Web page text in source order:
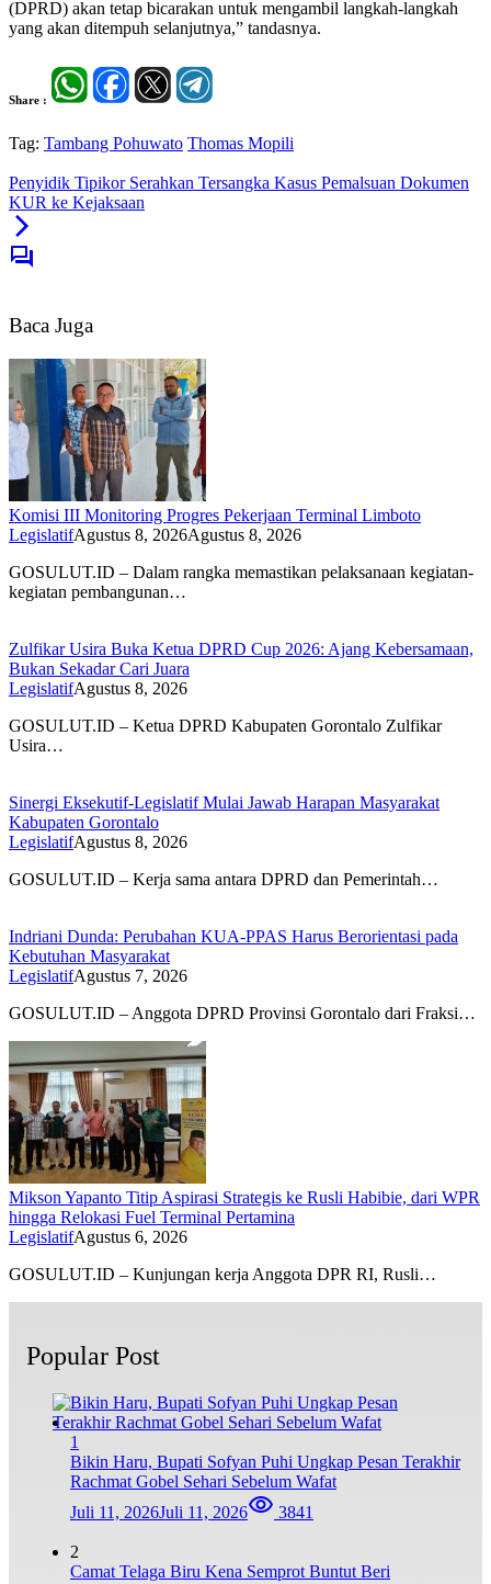
(DPRD) akan tetap bicarakan untuk mengambil langkah-langkah
yang akan ditempuh selanjutnya,” tandasnya.
Share :
Tag: Tambang Pohuwato Thomas Mopili
Penyidik Tipikor Serahkan Tersangka Kasus Pemalsuan Dokumen
KUR ke Kejaksaan
Baca Juga
Komisi III Monitoring Progres Pekerjaan Terminal Limboto
LegislatifAgustus 8, 2026Agustus 8, 2026
GOSULUT.ID – Dalam rangka memastikan pelaksanaan kegiatan-
kegiatan pembangunan…
Zulfikar Usira Buka Ketua DPRD Cup 2026: Ajang Kebersamaan,
Bukan Sekadar Cari Juara
LegislatifAgustus 8, 2026
GOSULUT.ID – Ketua DPRD Kabupaten Gorontalo Zulfikar
Usira…
Sinergi Eksekutif-Legislatif Mulai Jawab Harapan Masyarakat
Kabupaten Gorontalo
LegislatifAgustus 8, 2026
GOSULUT.ID – Kerja sama antara DPRD dan Pemerintah…
Indriani Dunda: Perubahan KUA-PPAS Harus Berorientasi pada
Kebutuhan Masyarakat
LegislatifAgustus 7, 2026
GOSULUT.ID – Anggota DPRD Provinsi Gorontalo dari Fraksi…
Mikson Yapanto Titip Aspirasi Strategis ke Rusli Habibie, dari WPR
hingga Relokasi Fuel Terminal Pertamina
LegislatifAgustus 6, 2026
GOSULUT.ID – Kunjungan kerja Anggota DPR RI, Rusli…
Popular Post
1
Bikin Haru, Bupati Sofyan Puhi Ungkap Pesan Terakhir
Rachmat Gobel Sehari Sebelum Wafat
Juli 11, 2026Juli 11, 2026 3841
2
Camat Telaga Biru Kena Semprot Buntut Beri